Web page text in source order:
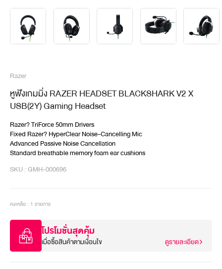
Razer
หูฟังเกมมิ่ง RAZER HEADSET BLACKSHARK V2 X
USB(2Y) Gaming Headset
Razer? TriForce 50mm Drivers
Fixed Razer? HyperClear Noise-Cancelling Mic
Advanced Passive Noise Cancellation
Standard breathable memory foam ear cushions
SKU : GMH-000696
คงเหลือ : 1 รายการ
โปรโมชั่นสุดคุ้ม
เมื่อซื้อสินค้าตามเงื่อนไข ดูรายละเอียด